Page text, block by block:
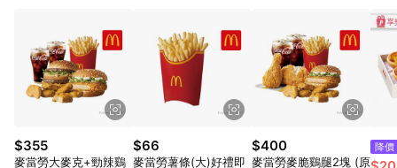
$355
麥當勞大麥克+勁辣鷄
$66
麥當勞薯條(大)好禮即
$400
麥當勞麥脆鷄腿2塊 (原
降價